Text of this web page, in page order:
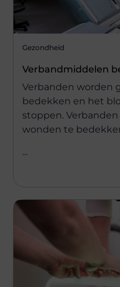
Gezondheid
Verbandmiddelen
Verbanden worden
bedekken en het
stoppen.
wonden te
...